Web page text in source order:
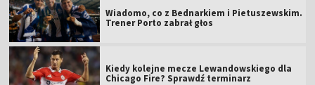
Wiadomo, co z Bednarkiem i Pietuszewskim.
Trener Porto zabrał głos
Kiedy kolejne mecze Lewandowskiego dla
Chicago Fire? Sprawdź terminarz